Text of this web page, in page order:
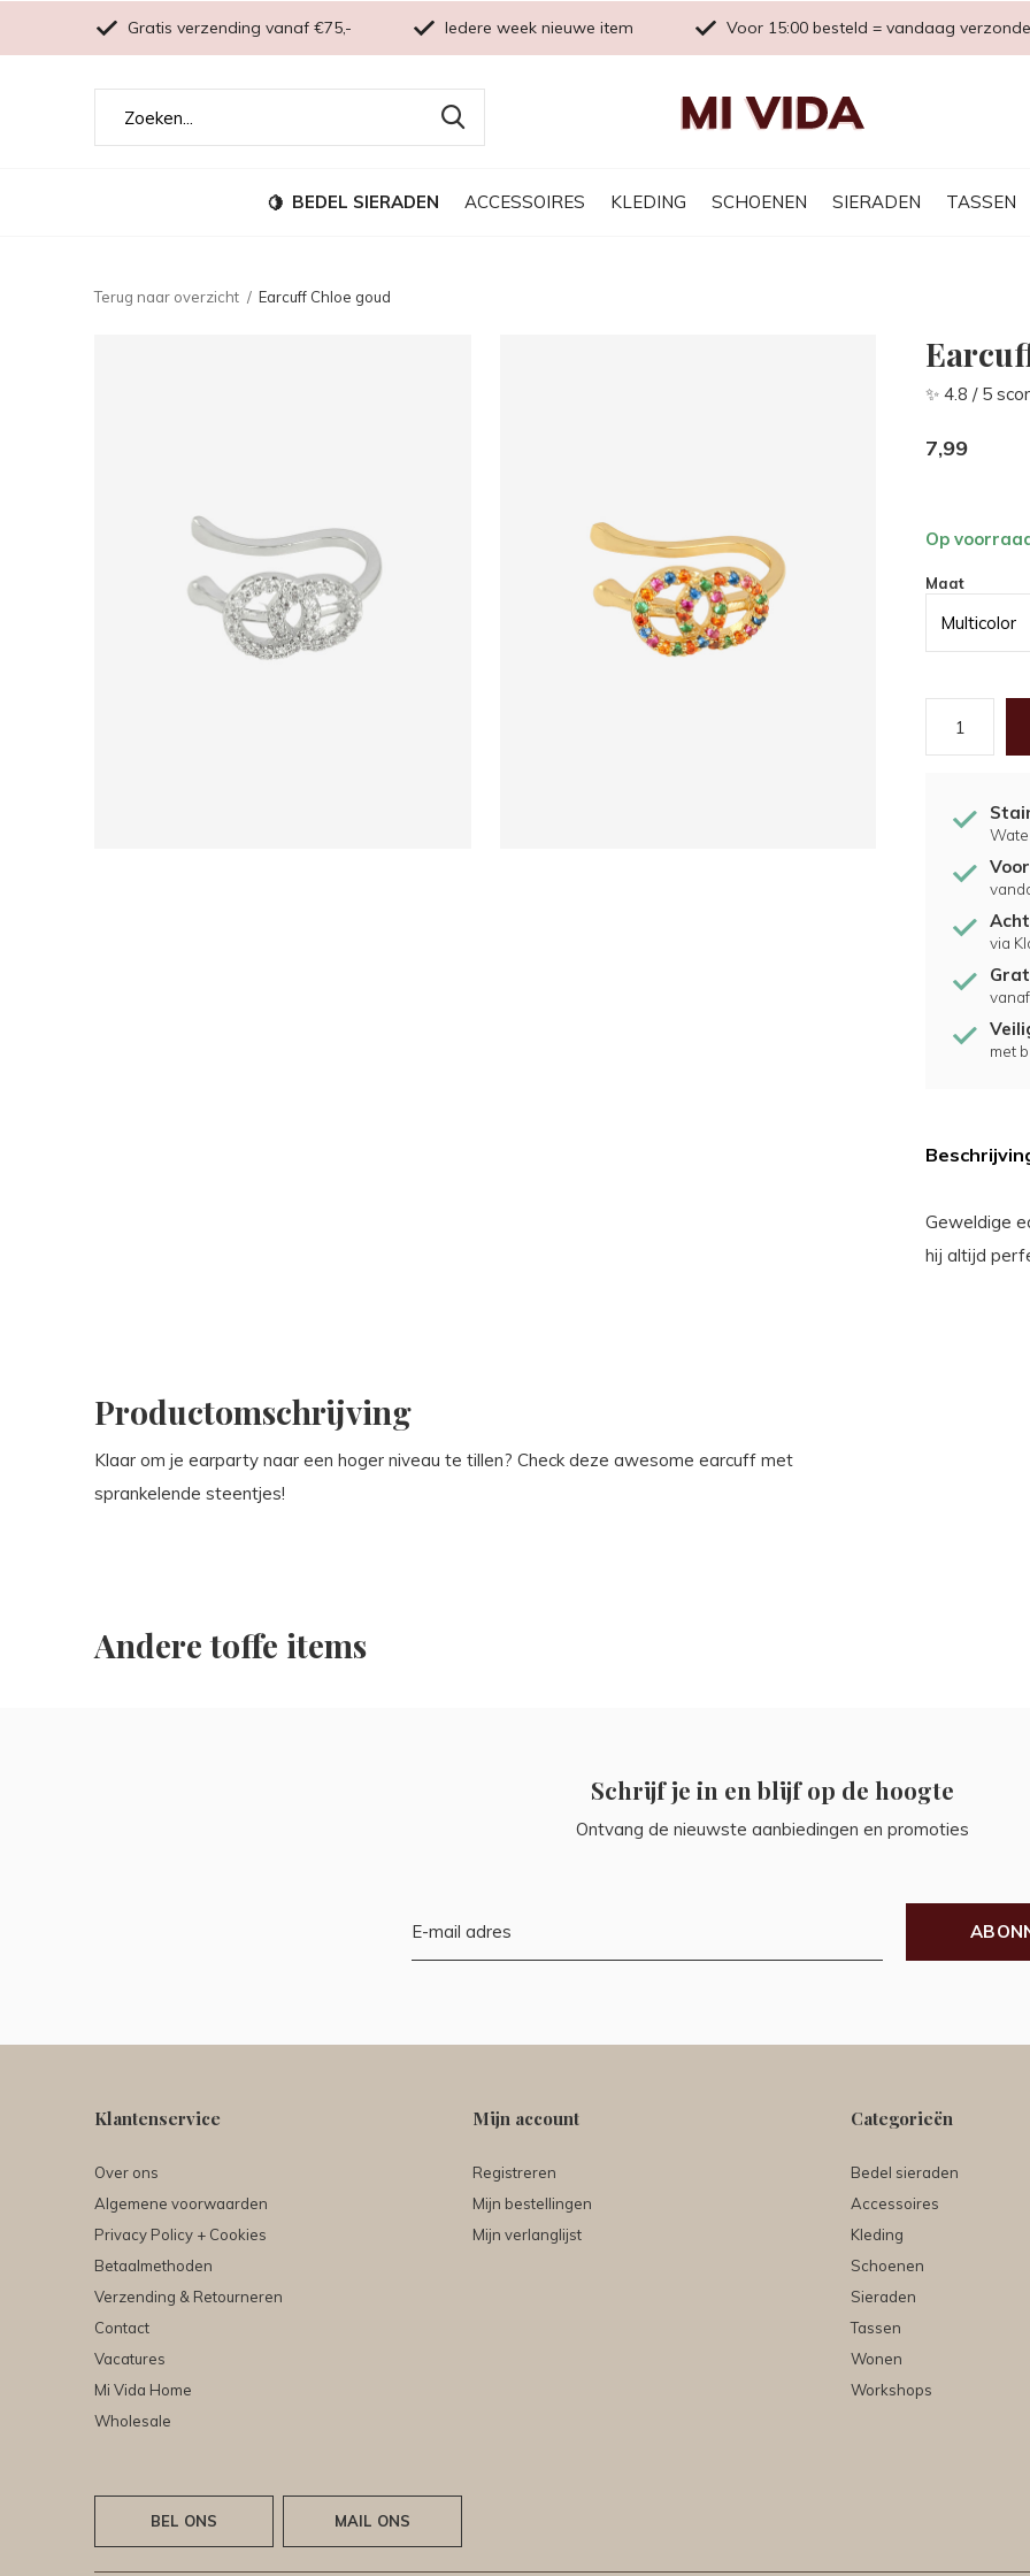
BEDEL SIERADEN ACCESSOIRES KLEDING SCHOENEN SIERADEN TASSEN
Gratis verzending vanaf €75,- Iedere week nieuwe item Voor 15:00 besteld = vandaag
Terug naar overzicht Earcuff Chloe goud
✨ 4.8 / 5
7,99
Op
Maat
Multicolor
via
met
Geweldige
hij altijd
Productomschrijving
Klaar om je earparty naar een hoger niveau te tillen? Check deze awesome earcuff met
sprankelende steentjes!
Andere toffe items
Schrijf je in en blijf op de hoogte
Ontvang de nieuwste aanbiedingen en promoties
Klantenservice
Over ons
Algemene voorwaarden
Privacy Policy + Cookies
Betaalmethoden
Verzending & Retourneren
Contact
Vacatures
Mi Vida Home
Wholesale
Mijn account
Registreren
Mijn bestellingen
Mijn verlanglijst
Categorieën
Bedel sieraden
Accessoires
Kleding
Schoenen
Sieraden
Tassen
Wonen
Workshops
BEL ONS MAIL ONS